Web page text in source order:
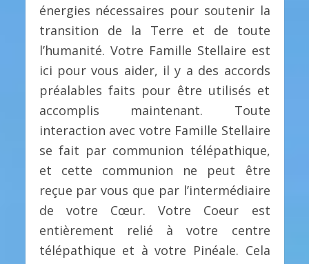
énergies nécessaires pour soutenir la
transition de la Terre et de toute
l’humanité. Votre Famille Stellaire est
ici pour vous aider, il y a des accords
préalables faits pour être utilisés et
accomplis maintenant. Toute
interaction avec votre Famille Stellaire
se fait par communion télépathique,
et cette communion ne peut être
reçue par vous que par l’intermédiaire
de votre Cœur. Votre Coeur est
entièrement relié à votre centre
télépathique et à votre Pinéale. Cela